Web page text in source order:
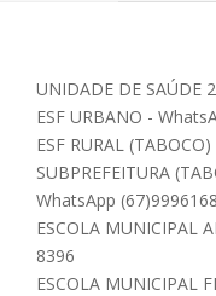
UNIDADE DE SAÚDE
ESF URBANO - W
ESF RURAL (TABOCO)
SUBPREFEITURA
WhatsApp
ESCOLA MUNICIPAL
8396
ESCOLA MUNICIPAL